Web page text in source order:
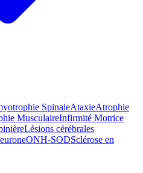
SpinaleAtaxieAtrophie
MusculaireInfirmité Motrice
Lésions cérébrales
ONH-SODSclérose en